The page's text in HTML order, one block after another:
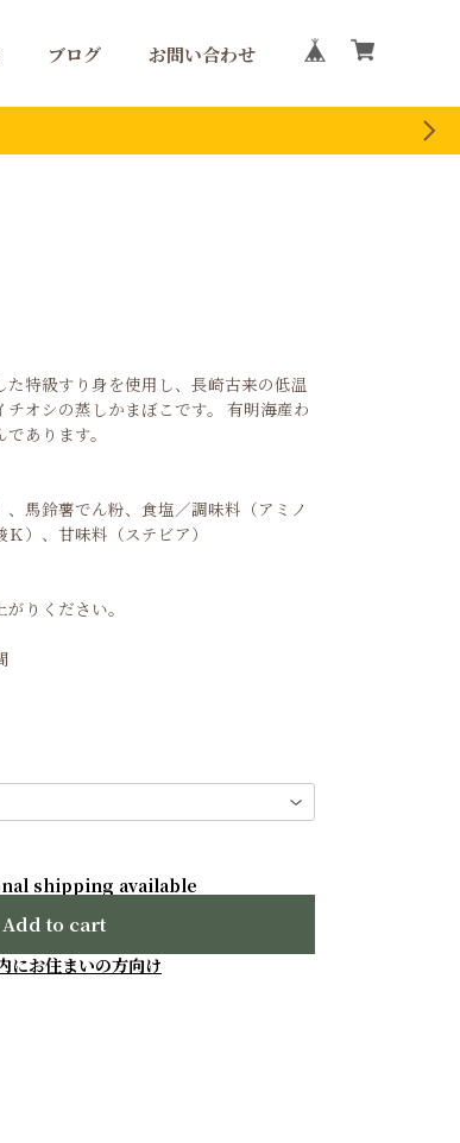
ブログ お問い合わせ
特級すり身を使用し、長崎古来の低温
オシの蒸しかまぼこです。 有明海産わ
あります。
馬鈴薯でん粉、食塩／調味料（アミノ
）、甘味料（ステビア）
りください。
shipping available
Add to cart
にお住まいの方向け